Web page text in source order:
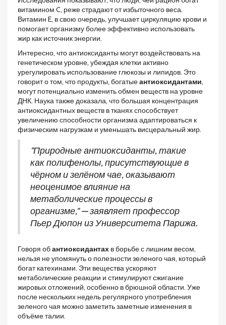
витамином C, реже страдают от избыточного веса.
Витамин E, в свою очередь, улучшает циркуляцию крови и
помогает организму более эффективно использовать
жир как источник энергии.
Интересно, что антиоксиданты могут воздействовать на
генетическом уровне, убеждая клетки активно
урегулировать использование глюкозы и липидов. Это
говорит о том, что продукты, богатыеантиоксидантами,
могут потенциально изменить обмен веществ на уровне
ДНК. Наука также доказала, что большая концентрация
антиоксидантных веществ в тканях способствует
увеличению способности организма адаптироваться к
физическим нагрузкам и уменьшать висцеральный жир.
"Природные антиоксиданты, такие
как полифенолы, присутствующие в
чёрном и зелёном чае, оказывают
неоценимое влияние на
метаболические процессы в
организме," — заявляет профессор
Пьер Дюпон из Университета Парижа.
Говоря обантиоксидантах в борьбе с лишним весом,
нельзя не упомянуть о полезности зеленого чая, который
богат катехинами. Эти вещества ускоряют
метаболические реакции и стимулируют сжигание
жировых отложений, особенно в брюшной области. Уже
после нескольких недель регулярного употребления
зеленого чая можно заметить заметные изменения в
объёме талии.